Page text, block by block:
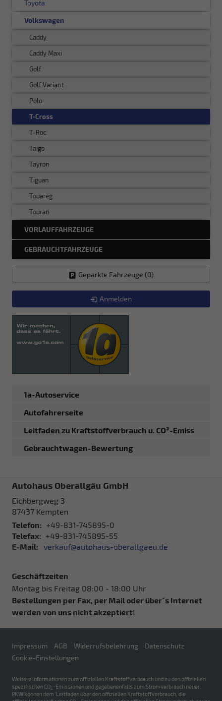
Toyota
Volkswagen
Caddy
Caddy Maxi
Golf
Golf Variant
Polo
T-Cross
T-Roc
Taigo
Tayron
Tiguan
Touareg
Touran
VORLAUFFAHRZEUGE
GEBRAUCHTFAHRZEUGE
Geparkte Fahrzeuge (0)
Anmelden
1a-Autoservice
Autofahrerseite
Leitfaden zu Kraftstoffverbrauch u. CO²-Emiss
Gebrauchtwagen-Bewertung
Autohaus Oberallgäu GmbH
Eichbergweg 3
87437 Kempten
Telefon: +49-831-745895-0
Telefax: +49-831-745895-55
E-Mail:
verkauf@autohaus-oberallgaeu.de
Geschäftzeiten
Montag bis Freitag 08:00 - 18:00 Uhr
Bestellungen per Fax, per Mail oder über´s Internet
werden von uns nicht akzeptiert!
Impressum AGB Widerrufsbelehrung
Datenschutz
Cookie-Einstellungen
Weitere Informationen zum offiziellen Kraftstoffverbrauch und zu den offiziellen
spezifischen CO2 -Emissionen und gegebenenfalls zum Stromverbrauch neuer
PKW können dem 'Leitfaden über den offiziellen Kraftstoffverbrauch, die